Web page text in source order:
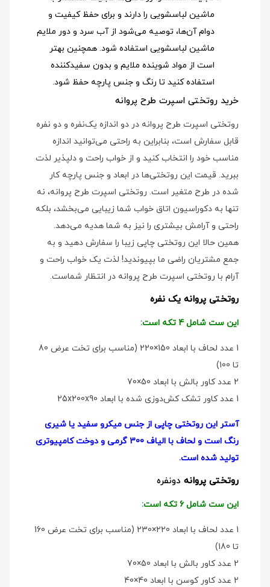
ماشین لباسشویی را دارند و برای حفظ کیفیت و
دوام آن‌ها، توصیه می‌شود از آب سرد و دور ملایم
ماشین لباسشویی استفاده شود. همچنین بهتر
است از مواد شوینده ملایم و بدون سفیدکننده
استفاده کنید تا رنگ و جنس پارچه حفظ شود.
خرید روتختی اسپرت طرح پروانه
روتختی اسپرت طرح پروانه در دو اندازه یک‌نفره و دو نفره
قابل سفارش است، بنابراین به راحتی می‌توانید اندازه
مناسب خود را انتخاب کنید و از خواب راحت و دلپذیر لذت
ببرید. قیمت این روتختی‌ها در ابعاد و جنس پارچه کار
شده در طرح متغیر است. روتختی اسپرت طرح پروانه، نه
تنها به دکوراسیون اتاق خواب شما زیبایی می‌بخشد، بلکه
راحتی و آرامش بیشتری را نیز به شما هدیه می‌دهد.
همین حالا این روتختی چاپی زیبا را سفارش دهید و به
جمع مشتریان راضی ما بپیوندید! لذت یک خواب راحت و
آرام با روتختی اسپرت طرح پروانه در انتظار شماست.
روتختی پروانه یک نفره
این ست شامل 4 تکه است:
1 عدد لحاف با ابعاد 150×220 (مناسب برای تخت عرض 80
تا 100)
2 عدد کاور بالش با ابعاد 50×70
1 عدد کاور تشک کش‌دوزی شده با ابعاد 25x200x90
آستر این روتختی چاپی از جنس میکرو سفید یا شیری
رنگ است و لحاف با الیاف 300 گرمی و دوخت کامپیوتری
تولید شده است.
روتختی پروانه دو‌نفره
این ست شامل 6 تکه است:
1 عدد لحاف با ابعاد 220×230 (مناسب برای تخت عرض 160
تا 180)
2 عدد کاور بالش با ابعاد 50×70
2 عدد کاور کوسن با ابعاد 40×40